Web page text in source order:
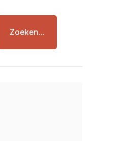
Zoeken...